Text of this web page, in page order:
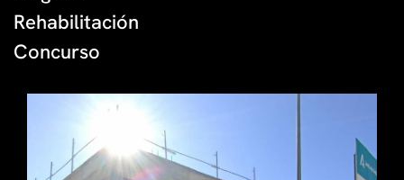
Rehabilitación
Concurso